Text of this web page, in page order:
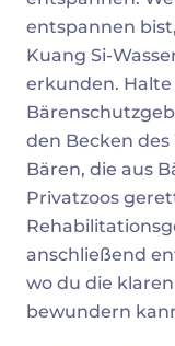
entspannen
Kuang Si-
erkunden.
den Becken des
Bären, die aus
Privatzoos
anschließend
wo du die
bewundern